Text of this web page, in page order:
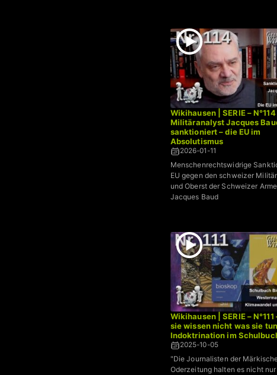
Wikihausen | SERIE – N°114
Militäranalyst Jacques
sanktioniert – die EU im
Absolutismus
2026-01-11
Menschenrechtswidrige
EU gegen den schweizer
und Oberst der Schweizer
Jacques Baud
Wikihausen | SERIE – N°111
sie wissen nicht was sie
Indoktrination im
2025-10-05
"Die Journalisten der
Oderzeitung halten es nicht